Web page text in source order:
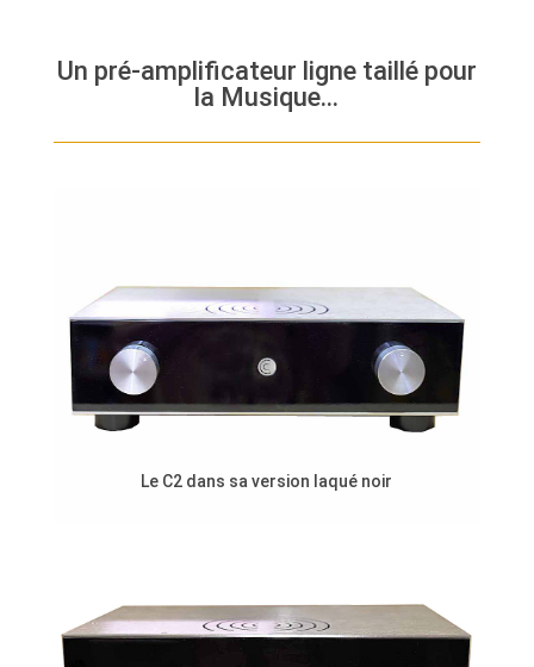
Un pré-amplificateur ligne taillé pour
la Musique…
Le C2 dans sa version laqué noir